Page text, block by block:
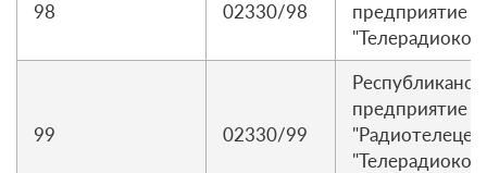
98 02330/98
предприятие
99 02330/99
предприятие